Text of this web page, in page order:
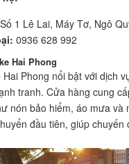
Số 1 Lê Lai, Máy Tơ, Ngô
0936 628 992
Hai Phong
Phong nổi bật với dịch
tranh. Cửa hàng cung
nón bảo hiểm, áo mưa và
đầu tiên, giúp chuyến